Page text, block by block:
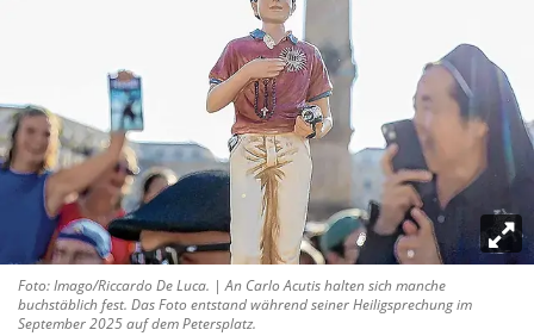
Foto: Imago/Riccardo De Luca. | An Carlo Acutis halten sich manche
buchstäblich fest. Das Foto entstand während seiner Heiligsprechung im
September 2025 auf dem Petersplatz.